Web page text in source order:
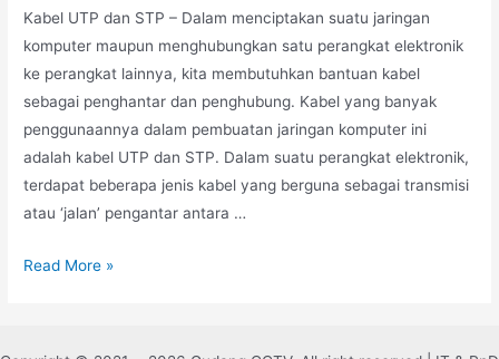
Kabel UTP dan STP – Dalam menciptakan suatu jaringan
komputer maupun menghubungkan satu perangkat elektronik
ke perangkat lainnya, kita membutuhkan bantuan kabel
sebagai penghantar dan penghubung. Kabel yang banyak
penggunaannya dalam pembuatan jaringan komputer ini
adalah kabel UTP dan STP. Dalam suatu perangkat elektronik,
terdapat beberapa jenis kabel yang berguna sebagai transmisi
atau ‘jalan’ pengantar antara …
Read More »